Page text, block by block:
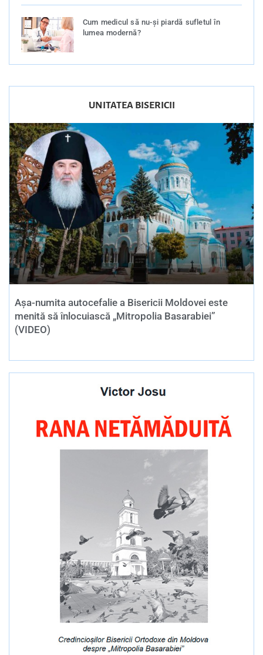
Cum medicul să nu-și piardă sufletul în
lumea modernă?
UNITATEA BISERICII
Așa-numita autocefalie a Bisericii Moldovei este
menită să înlocuiască „Mitropolia Basarabiei”
(VIDEO)